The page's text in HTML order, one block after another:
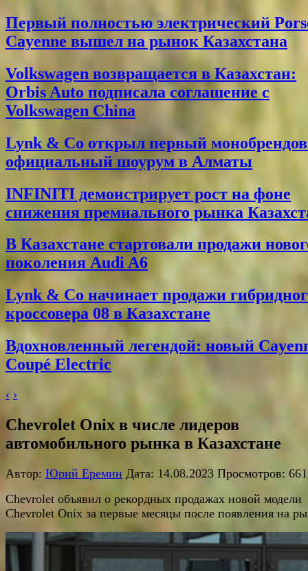
Первый полностью электрический
Cayenne вышел на рынок Казахстана
Volkswagen возвращается в Казахстан:
Orbis Auto подписала соглашение с
Volkswagen China
Lynk & Co открыл первый
официальный шоурум в Алматы
INFINITI демонстрирует рост на фоне
снижения премиального рынка
В Казахстане стартовали продажи
поколения Audi A6
Lynk & Co начинает продажи
кроссовера 08 в Казахстане
Вдохновленный легендой: новый
Coupé Electric
‹ ›
Chevrolet Onix в числе лидеров
автомобильного рынка в Казахстане
Автор: Юрий Еремин Дата: 14.08.2023 Просмотров: 661
Chevrolet объявил о рекордных продажах новой модели
Chevrolet Onix за первые месяцы после появления на